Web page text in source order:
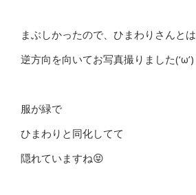
まぶしかったので、ひまわりさんとは
逆方向を向いてお写真撮りました(‘ω’)
服が緑で
ひまわりと同化してて
隠れていますね😝